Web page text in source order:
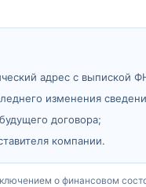
адрес с выпиской
изменения
договора;
компании.
о финансовом